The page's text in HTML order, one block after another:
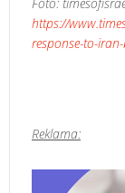
https://
response-to-
Reklama: